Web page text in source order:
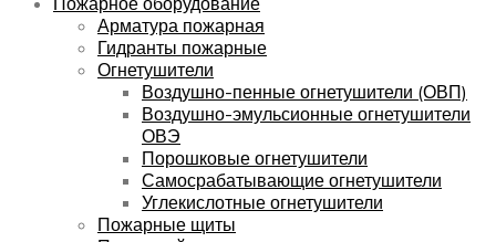
Арматура пожарная
Гидранты пожарные
Огнетушители
Воздушно-пенные огнетушители (ОВП)
Воздушно-эмульсионные огнетушители
ОВЭ
Порошковые огнетушители
Самосрабатывающие огнетушители
Углекислотные огнетушители
Пожарные щиты